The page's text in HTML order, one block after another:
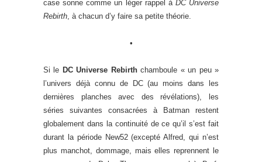
case sonne comme un léger rappel à DC Universe
Rebirth, à chacun d’y faire sa petite théorie.
•
Si le DC Universe Rebirthchamboule « un peu »
l’univers déjà connu de DC (au moins dans les
dernières planches avec des révélations), les
séries suivantes consacrées à Batman restent
globalement dans la continuité de ce qu’il s’est fait
durant la période New52 (excepté Alfred, qui n’est
plus manchot, dommage, mais elles reprennent le